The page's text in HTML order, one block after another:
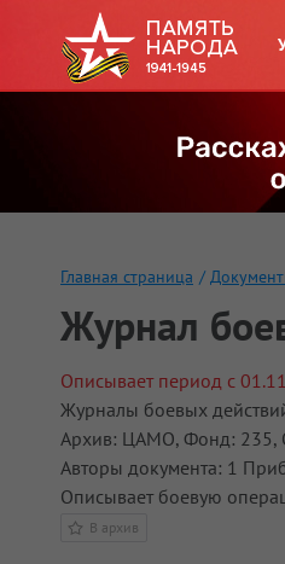
Главная страница /
Журнал
Описывает период с
Журналы боевых
Архив: ЦАМО, Фонд: 235,
Авторы документа: 1
Описывает боевую
В архив